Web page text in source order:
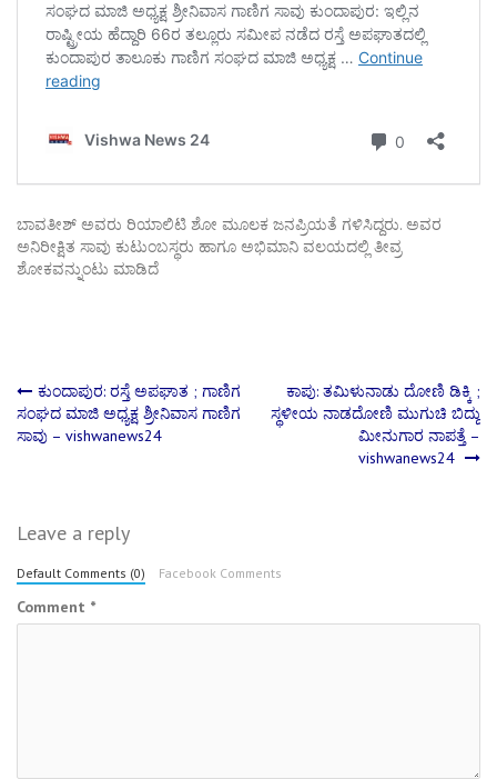
ಬಾವತೀಶ್ ಅವರು ರಿಯಾಲಿಟಿ ಶೋ ಮೂಲಕ ಜನಪ್ರಿಯತೆ ಗಳಿಸಿದ್ದರು. ಅವರ
ಅನಿರೀಕ್ಷಿತ ಸಾವು ಕುಟುಂಬಸ್ಥರು ಹಾಗೂ ಅಭಿಮಾನಿ ವಲಯದಲ್ಲಿ ತೀವ್ರ
ಶೋಕವನ್ನುಂಟು ಮಾಡಿದೆ
Post
navigation
ಕುಂದಾಪುರ: ರಸ್ತೆ ಅಪಘಾತ ; ಗಾಣಿಗ
ಸಂಘದ ಮಾಜಿ ಅಧ್ಯಕ್ಷ ಶ್ರೀನಿವಾಸ ಗಾಣಿಗ
ಸಾವು – vishwanews24
ಕಾಪು: ತಮಿಳುನಾಡು ದೋಣಿ ಡಿಕ್ಕಿ ;
ಸ್ಥಳೀಯ ನಾಡದೋಣಿ ಮುಗುಚಿ ಬಿದ್ದು
ಮೀನುಗಾರ ನಾಪತ್ತೆ –
vishwanews24
Leave a reply
Default Comments (0) Facebook Comments
Comment *